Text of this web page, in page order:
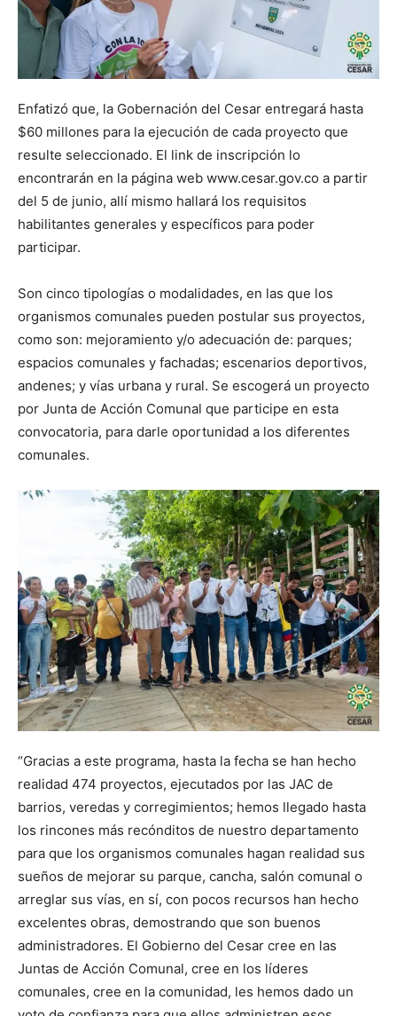
Enfatizó que, la Gobernación del Cesar entregará hasta
$60 millones para la ejecución de cada proyecto que
resulte seleccionado. El link de inscripción lo
encontrarán en la página web www.cesar.gov.co a partir
del 5 de junio, allí mismo hallará los requisitos
habilitantes generales y específicos para poder
participar.
Son cinco tipologías o modalidades, en las que los
organismos comunales pueden postular sus proyectos,
como son: mejoramiento y/o adecuación de: parques;
espacios comunales y fachadas; escenarios deportivos,
andenes; y vías urbana y rural. Se escogerá un proyecto
por Junta de Acción Comunal que participe en esta
convocatoria, para darle oportunidad a los diferentes
comunales.
“Gracias a este programa, hasta la fecha se han hecho
realidad 474 proyectos, ejecutados por las JAC de
barrios, veredas y corregimientos; hemos llegado hasta
los rincones más recónditos de nuestro departamento
para que los organismos comunales hagan realidad sus
sueños de mejorar su parque, cancha, salón comunal o
arreglar sus vías, en sí, con pocos recursos han hecho
excelentes obras, demostrando que son buenos
administradores. El Gobierno del Cesar cree en las
Juntas de Acción Comunal, cree en los líderes
comunales, cree en la comunidad, les hemos dado un